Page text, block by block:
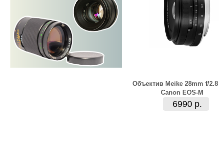
Объектив Meike 28mm f/
Canon EOS-M
6990 р.